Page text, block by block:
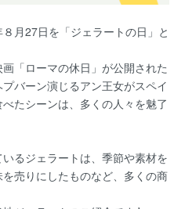
月27日を「ジェラートの日」と
「ローマの休日」が公開された
バーン演じるアン王女がスペイ
たシーンは、多くの人々を魅了
るジェラートは、季節や素材を
売りにしたものなど、多くの商